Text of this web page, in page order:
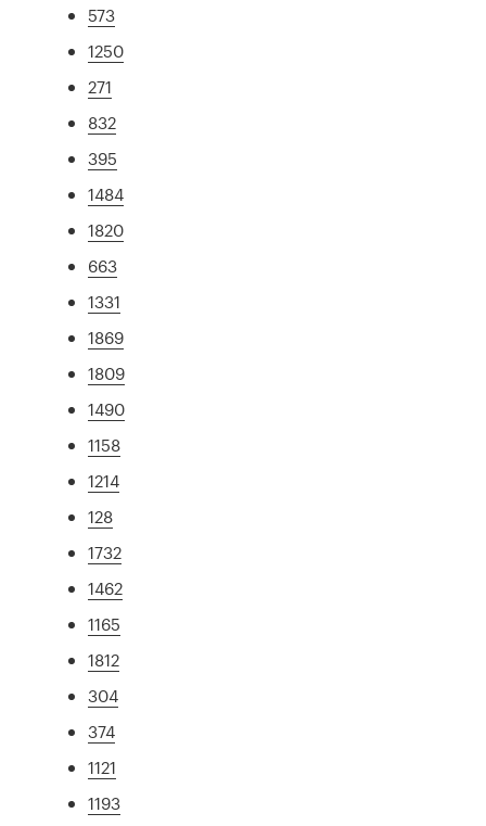
573
1250
271
832
395
1484
1820
663
1331
1869
1809
1490
1158
1214
128
1732
1462
1165
1812
304
374
1121
1193